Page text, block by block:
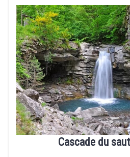
Cascade du